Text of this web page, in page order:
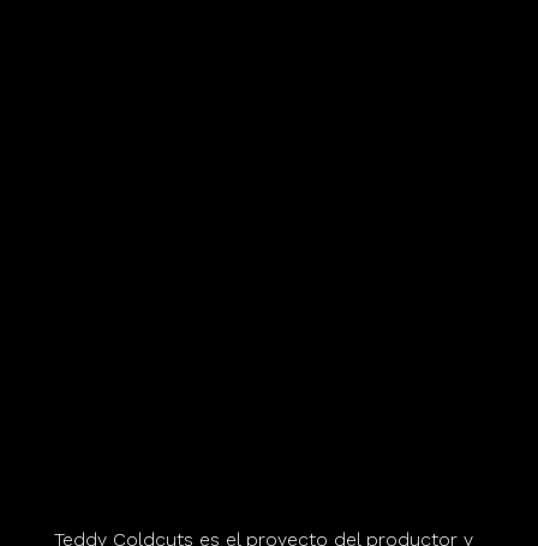
Teddy Coldcuts es el proyecto del productor y